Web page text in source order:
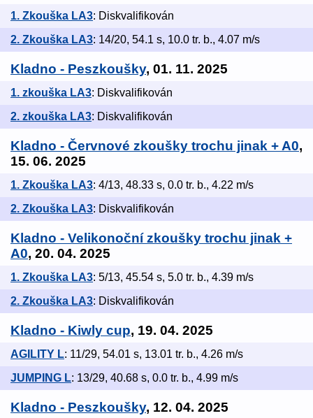
1. Zkouška LA3: Diskvalifikován
2. Zkouška LA3: 14/20, 54.1 s, 10.0 tr. b., 4.07 m/s
Kladno - Peszkoušky, 01. 11. 2025
1. zkouška LA3: Diskvalifikován
2. zkouška LA3: Diskvalifikován
Kladno - Červnové zkoušky trochu jinak + A0,
15. 06. 2025
1. Zkouška LA3: 4/13, 48.33 s, 0.0 tr. b., 4.22 m/s
2. Zkouška LA3: Diskvalifikován
Kladno - Velikonoční zkoušky trochu jinak +
A0, 20. 04. 2025
1. Zkouška LA3: 5/13, 45.54 s, 5.0 tr. b., 4.39 m/s
2. Zkouška LA3: Diskvalifikován
Kladno - Kiwly cup, 19. 04. 2025
AGILITY L: 11/29, 54.01 s, 13.01 tr. b., 4.26 m/s
JUMPING L: 13/29, 40.68 s, 0.0 tr. b., 4.99 m/s
Kladno - Peszkoušky, 12. 04. 2025